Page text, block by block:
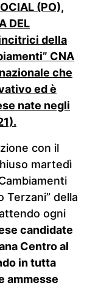
(PO),
DEL
della
CNA
che
ed è
nate negli
con il
martedì
Terzani” della
ogni
candidate
Centro al
in tutta
ammesse